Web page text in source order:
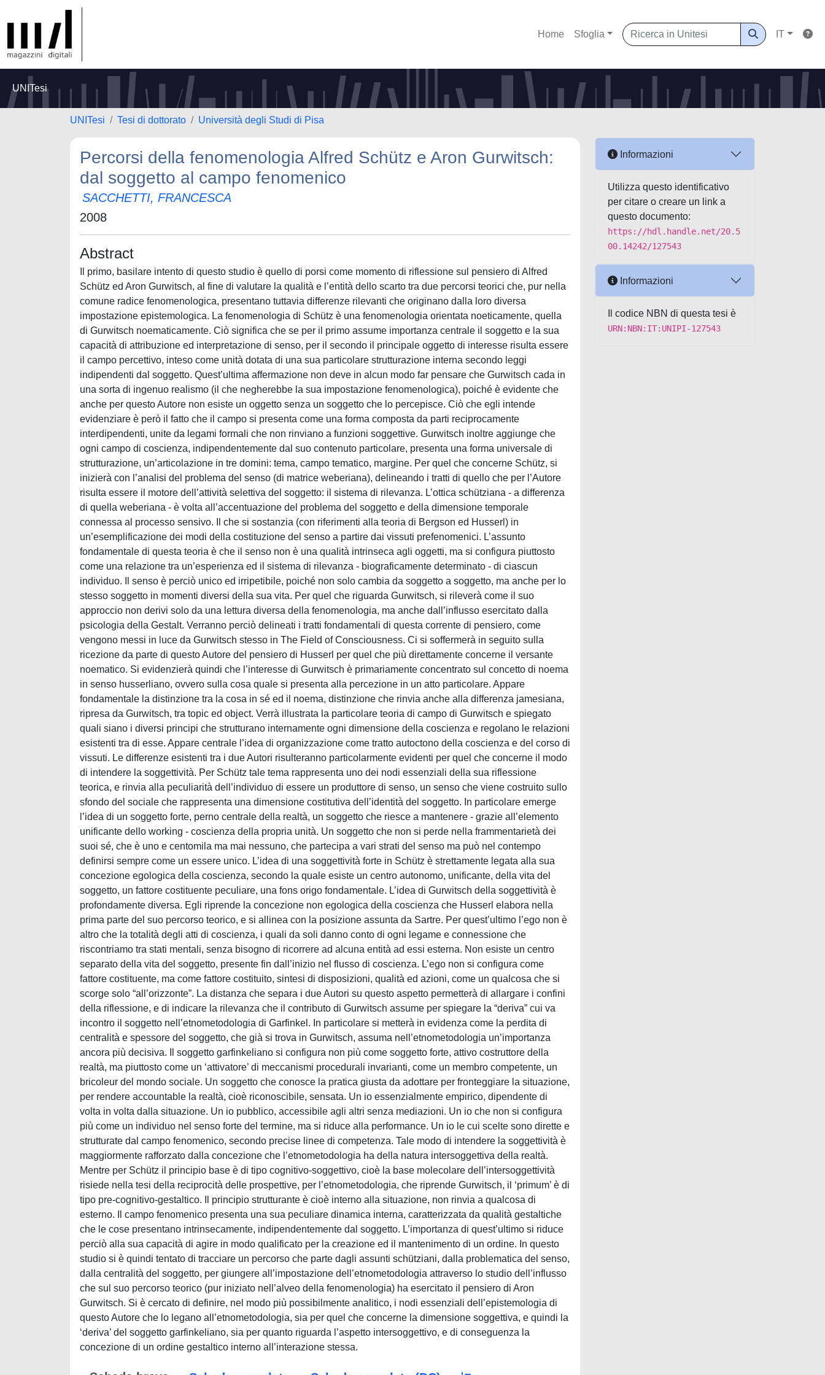
Home Sfoglia IT
UNITesi
UNITesi Tesi di dottorato Università degli Studi di Pisa
Percorsi della fenomenologia Alfred Schütz e Aron Gurwitsch:
dal soggetto al campo fenomenico
SACCHETTI, FRANCESCA
2008
Abstract
Il primo, basilare intento di questo studio è quello di porsi come momento di riflessione sul pensiero di Alfred
Schütz ed Aron Gurwitsch, al fine di valutare la qualità e l’entità dello scarto tra due percorsi teorici che, pur nella
comune radice fenomenologica, presentano tuttavia differenze rilevanti che originano dalla loro diversa
impostazione epistemologica. La fenomenologia di Schütz è una fenomenologia orientata noeticamente, quella
di Gurwitsch noematicamente. Ciò significa che se per il primo assume importanza centrale il soggetto e la sua
capacità di attribuzione ed interpretazione di senso, per il secondo il principale oggetto di interesse risulta essere
il campo percettivo, inteso come unità dotata di una sua particolare strutturazione interna secondo leggi
indipendenti dal soggetto. Quest’ultima affermazione non deve in alcun modo far pensare che Gurwitsch cada in
una sorta di ingenuo realismo (il che negherebbe la sua impostazione fenomenologica), poiché è evidente che
anche per questo Autore non esiste un oggetto senza un soggetto che lo percepisce. Ciò che egli intende
evidenziare è però il fatto che il campo si presenta come una forma composta da parti reciprocamente
interdipendenti, unite da legami formali che non rinviano a funzioni soggettive. Gurwitsch inoltre aggiunge che
ogni campo di coscienza, indipendentemente dal suo contenuto particolare, presenta una forma universale di
strutturazione, un’articolazione in tre domini: tema, campo tematico, margine. Per quel che concerne Schütz, si
inizierà con l’analisi del problema del senso (di matrice weberiana), delineando i tratti di quello che per l’Autore
risulta essere il motore dell’attività selettiva del soggetto: il sistema di rilevanza. L’ottica schütziana - a differenza
di quella weberiana - è volta all’accentuazione del problema del soggetto e della dimensione temporale
connessa al processo sensivo. Il che si sostanzia (con riferimenti alla teoria di Bergson ed Husserl) in
un’esemplificazione dei modi della costituzione del senso a partire dai vissuti prefenomenici. L’assunto
fondamentale di questa teoria è che il senso non è una qualità intrinseca agli oggetti, ma si configura piuttosto
come una relazione tra un’esperienza ed il sistema di rilevanza - biograficamente determinato - di ciascun
individuo. Il senso è perciò unico ed irripetibile, poiché non solo cambia da soggetto a soggetto, ma anche per lo
stesso soggetto in momenti diversi della sua vita. Per quel che riguarda Gurwitsch, si rileverà come il suo
approccio non derivi solo da una lettura diversa della fenomenologia, ma anche dall’influsso esercitato dalla
psicologia della Gestalt. Verranno perciò delineati i tratti fondamentali di questa corrente di pensiero, come
vengono messi in luce da Gurwitsch stesso in The Field of Consciousness. Ci si soffermerà in seguito sulla
ricezione da parte di questo Autore del pensiero di Husserl per quel che più direttamente concerne il versante
noematico. Si evidenzierà quindi che l’interesse di Gurwitsch è primariamente concentrato sul concetto di noema
in senso husserliano, ovvero sulla cosa quale si presenta alla percezione in un atto particolare. Appare
fondamentale la distinzione tra la cosa in sé ed il noema, distinzione che rinvia anche alla differenza jamesiana,
ripresa da Gurwitsch, tra topic ed object. Verrà illustrata la particolare teoria di campo di Gurwitsch e spiegato
quali siano i diversi principi che strutturano internamente ogni dimensione della coscienza e regolano le relazioni
esistenti tra di esse. Appare centrale l’idea di organizzazione come tratto autoctono della coscienza e del corso di
vissuti. Le differenze esistenti tra i due Autori risulteranno particolarmente evidenti per quel che concerne il modo
di intendere la soggettività. Per Schütz tale tema rappresenta uno dei nodi essenziali della sua riflessione
teorica, e rinvia alla peculiarità dell’individuo di essere un produttore di senso, un senso che viene costruito sullo
sfondo del sociale che rappresenta una dimensione costitutiva dell’identità del soggetto. In particolare emerge
l’idea di un soggetto forte, perno centrale della realtà, un soggetto che riesce a mantenere - grazie all’elemento
unificante dello working - coscienza della propria unità. Un soggetto che non si perde nella frammentarietà dei
suoi sé, che è uno e centomila ma mai nessuno, che partecipa a vari strati del senso ma può nel contempo
definirsi sempre come un essere unico. L’idea di una soggettività forte in Schütz è strettamente legata alla sua
concezione egologica della coscienza, secondo la quale esiste un centro autonomo, unificante, della vita del
soggetto, un fattore costituente peculiare, una fons origo fondamentale. L’idea di Gurwitsch della soggettività è
profondamente diversa. Egli riprende la concezione non egologica della coscienza che Husserl elabora nella
prima parte del suo percorso teorico, e si allinea con la posizione assunta da Sartre. Per quest’ultimo l’ego non è
altro che la totalità degli atti di coscienza, i quali da soli danno conto di ogni legame e connessione che
riscontriamo tra stati mentali, senza bisogno di ricorrere ad alcuna entità ad essi esterna. Non esiste un centro
separato della vita del soggetto, presente fin dall’inizio nel flusso di coscienza. L’ego non si configura come
fattore costituente, ma come fattore costituito, sintesi di disposizioni, qualità ed azioni, come un qualcosa che si
scorge solo “all’orizzonte”. La distanza che separa i due Autori su questo aspetto permetterà di allargare i confini
della riflessione, e di indicare la rilevanza che il contributo di Gurwitsch assume per spiegare la “deriva” cui va
incontro il soggetto nell’etnometodologia di Garfinkel. In particolare si metterà in evidenza come la perdita di
centralità e spessore del soggetto, che già si trova in Gurwitsch, assuma nell’etnometodologia un’importanza
ancora più decisiva. Il soggetto garfinkeliano si configura non più come soggetto forte, attivo costruttore della
realtà, ma piuttosto come un ‘attivatore’ di meccanismi procedurali invarianti, come un membro competente, un
bricoleur del mondo sociale. Un soggetto che conosce la pratica giusta da adottare per fronteggiare la situazione,
per rendere accountable la realtà, cioè riconoscibile, sensata. Un io essenzialmente empirico, dipendente di
volta in volta dalla situazione. Un io pubblico, accessibile agli altri senza mediazioni. Un io che non si configura
più come un individuo nel senso forte del termine, ma si riduce alla performance. Un io le cui scelte sono dirette e
strutturate dal campo fenomenico, secondo precise linee di competenza. Tale modo di intendere la soggettività è
maggiormente rafforzato dalla concezione che l’etnometodologia ha della natura intersoggettiva della realtà.
Mentre per Schütz il principio base è di tipo cognitivo-soggettivo, cioè la base molecolare dell’intersoggettività
risiede nella tesi della reciprocità delle prospettive, per l’etnometodologia, che riprende Gurwitsch, il ‘primum’ è di
tipo pre-cognitivo-gestaltico. Il principio strutturante è cioè interno alla situazione, non rinvia a qualcosa di
esterno. Il campo fenomenico presenta una sua peculiare dinamica interna, caratterizzata da qualità gestaltiche
che le cose presentano intrinsecamente, indipendentemente dal soggetto. L’importanza di quest’ultimo si riduce
perciò alla sua capacità di agire in modo qualificato per la creazione ed il mantenimento di un ordine. In questo
studio si è quindi tentato di tracciare un percorso che parte dagli assunti schütziani, dalla problematica del senso,
dalla centralità del soggetto, per giungere all’impostazione dell’etnometodologia attraverso lo studio dell’influsso
che sul suo percorso teorico (pur iniziato nell’alveo della fenomenologia) ha esercitato il pensiero di Aron
Gurwitsch. Si è cercato di definire, nel modo più possibilmente analitico, i nodi essenziali dell’epistemologia di
questo Autore che lo legano all’etnometodologia, sia per quel che concerne la dimensione soggettiva, e quindi la
‘deriva’ del soggetto garfinkeliano, sia per quanto riguarda l’aspetto intersoggettivo, e di conseguenza la
concezione di un ordine gestaltico interno all’interazione stessa.
Informazioni
Utilizza questo identificativo
per citare o creare un link a
questo documento:
https://hdl.handle.net/20.5
00.14242/127543
Informazioni
Il codice NBN di questa tesi è
URN:NBN:IT:UNIPI-127543